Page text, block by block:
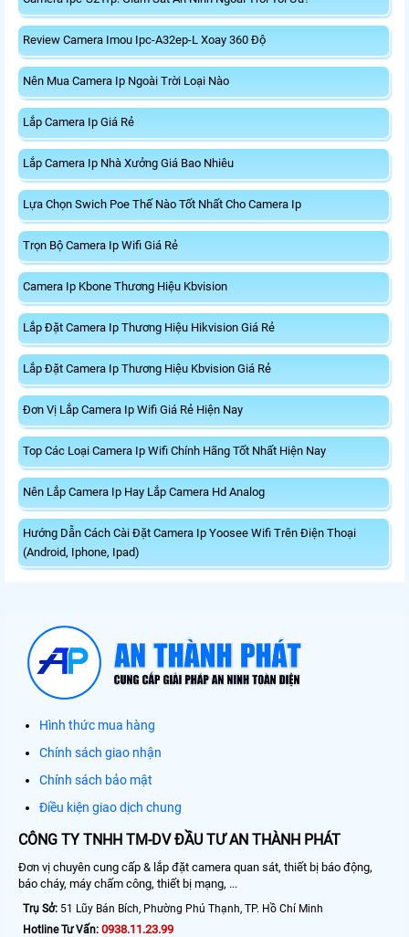
Review Camera Imou Ipc-A32ep-L Xoay 360 Độ
Nên Mua Camera Ip Ngoài Trời Loại Nào
Lắp Camera Ip Giá Rẻ
Lắp Camera Ip Nhà Xưởng Giá Bao Nhiêu
Lựa Chọn Swich Poe Thế Nào Tốt Nhất Cho Camera Ip
Trọn Bộ Camera Ip Wifi Giá Rẻ
Camera Ip Kbone Thương Hiệu Kbvision
Lắp Đặt Camera Ip Thương Hiệu Hikvision Giá Rẻ
Lắp Đặt Camera Ip Thương Hiệu Kbvision Giá Rẻ
Đơn Vị Lắp Camera Ip Wifi Giá Rẻ Hiện Nay
Top Các Loại Camera Ip Wifi Chính Hãng Tốt Nhất Hiện Nay
Nên Lắp Camera Ip Hay Lắp Camera Hd Analog
Hướng Dẫn Cách Cài Đặt Camera Ip Yoosee Wifi Trên Điện Thoại
(Android, Iphone, Ipad)
Hình thức mua hàng
Chính sách giao nhận
Chính sách bảo mật
Điều kiện giao dịch chung
CÔNG TY TNHH TM-DV ĐẦU TƯ AN THÀNH PHÁT
Đơn vị chuyên cung cấp & lắp đặt camera quan sát, thiết bị báo động,
báo cháy, máy chấm công, thiết bị mạng, ...
Trụ Sở: 51 Lũy Bán Bích, Phường Phú Thạnh, TP. Hồ Chí Minh
Hotline Tư Vấn: 0938.11.23.99